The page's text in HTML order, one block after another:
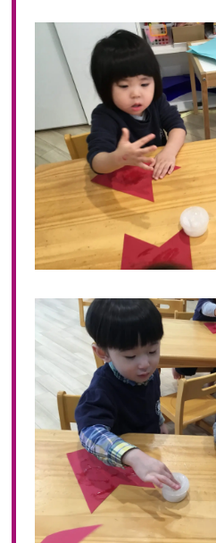
2022年 12月(20)
2022年 11月(20)
2022年 10月(20)
2022年 09月(20)
2022年 08月(22)
2022年 07月(20)
2022年 06月(22)
2022年 05月(19)
2022年 04月(20)
2022年 03月(22)
2022年 02月(15)
2022年 01月(19)
2021
2021年 12月(20)
2021年 11月(20)
2021年 10月(21)
2021年 09月(20)
2021年 08月(18)
2021年 07月(20)
2021年 06月(22)